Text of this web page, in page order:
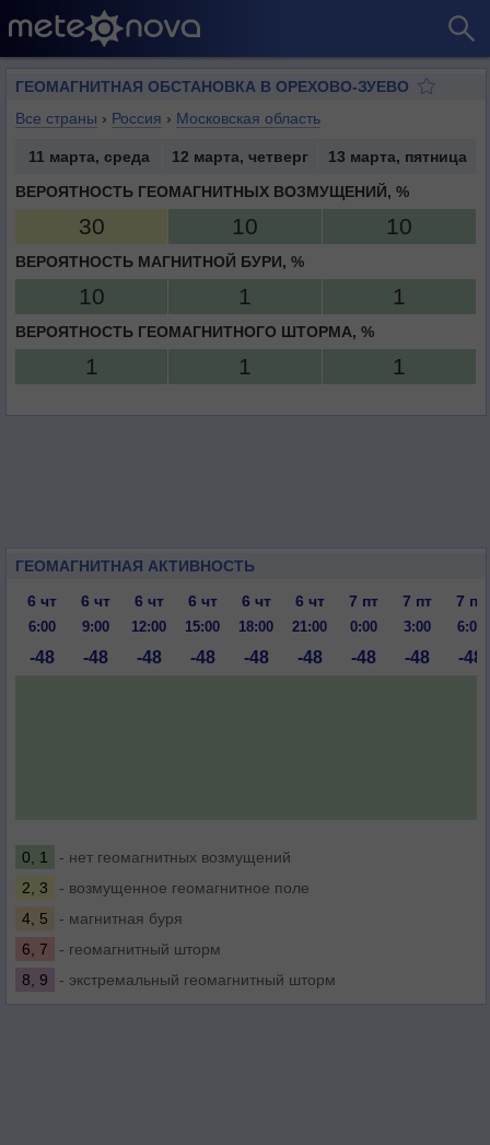
ГЕОМАГНИТНАЯ ОБСТАНОВКА В ОРЕХОВО-ЗУЕВО
Все страны › Россия › Московская область
11 марта, среда 12 марта, четверг
13 марта, пятница
ВЕРОЯТНОСТЬ ГЕОМАГНИТНЫХ ВОЗМУЩЕНИЙ, %
30 10 10
ВЕРОЯТНОСТЬ МАГНИТНОЙ БУРИ, %
10 1 1
ВЕРОЯТНОСТЬ ГЕОМАГНИТНОГО ШТОРМА, %
1 1 1
ГЕОМАГНИТНАЯ АКТИВНОСТЬ
6 чт
6 чт 6 чт 6 чт 6 чт 6 чт 7 пт 7 пт 7 пт
6:00 9:00 12:00 15:00 18:00 21:00 0:00 3:00 6:00
-48 -48 -48 -48 -48 -48 -48 -48 -48
0, 1
- нет геомагнитных возмущений
2, 3
- возмущенное геомагнитное поле
4, 5
- магнитная буря
6, 7
- геомагнитный шторм
8, 9
- экстремальный геомагнитный шторм